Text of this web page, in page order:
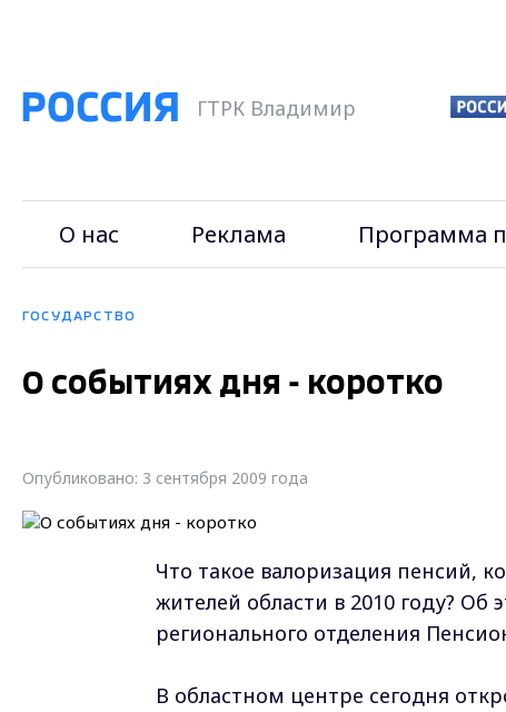
ГТРК Владимир
О нас Реклама Программа
ГОСУДАРСТВО
О событиях дня - коротко
Опубликовано: 3 сентября 2009 года
Что такое валоризация пенсий,
жителей области в 2010 году?
регионального отделения
В областном центре сегодня